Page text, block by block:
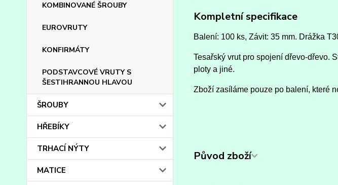
KOMBINOVANÉ ŠROUBY
EUROVRUTY
KONFIRMÁTY
PODSTAVCOVÉ VRUTY S
ŠESTIHRANNOU HLAVOU
ŠROUBY
HŘEBÍKY
TRHACÍ NÝTY
MATICE
Kompletní specifikace
Balení: 100 ks, Závit: 35 mm. Drážka
Tesařský vrut pro spojení dřevo-dřevo.
ploty a jiné.
Zboží zasíláme pouze po balení, které
Původ zboží